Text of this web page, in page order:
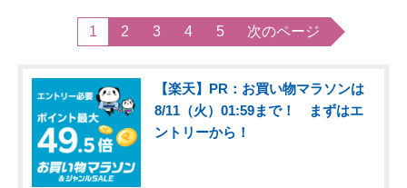
1 2 3 4 5 次のページ
【楽天】PR：お買い物マラソンは
8/11（火）01:59まで！ まずはエ
ントリーから！